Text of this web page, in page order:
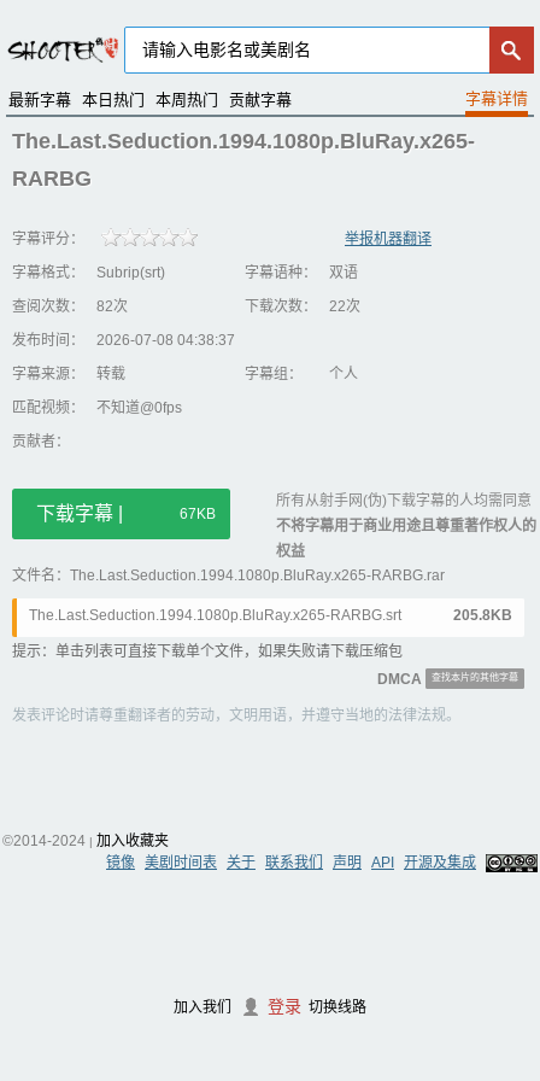
最新字幕 本日热门 本周热门 贡献字幕
加入我们 登录 切换线路
The.Last.Seduction.1994.1080p.BluRay.x265-
RARBG
字幕评分：
举报机器翻译
字幕格式：
Subrip(srt) 字幕语种：
双语
查阅次数：
82次 下载次数：
22次
发布时间：
2026-07-08 04:38:37
字幕来源：
转载 字幕组：
个人
匹配视频：
不知道@0fps
贡献者：
下载字幕 | 67KB
所有从射手网(伪)下载字幕的人均需同意
不将字幕用于商业用途且尊重著作权人的
权益
文件名：The.Last.Seduction.1994.1080p.BluRay.x265-RARBG.rar
The.Last.Seduction.1994.1080p.BluRay.x265-RARBG.srt 205.8KB
提示：单击列表可直接下载单个文件，如果失败请下载压缩包
DMCA
查找本片的其他字幕
发表评论时请尊重翻译者的劳动，文明用语，并遵守当地的法律法规。
©2014-2024 | 加入收藏夹
镜像 美剧时间表 关于 联系我们 声明 API 开源及集成